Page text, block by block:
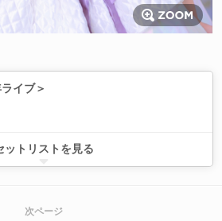
イブ＞
ットリストを見る
次ページ